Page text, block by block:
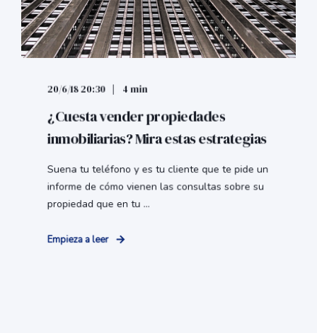
20/6/18 20:30 4 min
¿Cuesta vender propiedades
inmobiliarias? Mira estas estrategias
Suena tu teléfono y es tu cliente que te pide un
informe de cómo vienen las consultas sobre su
propiedad que en tu ...
Empieza a leer